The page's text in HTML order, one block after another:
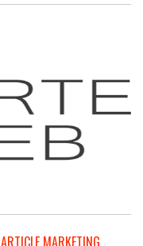
ARTICLE MARKETING